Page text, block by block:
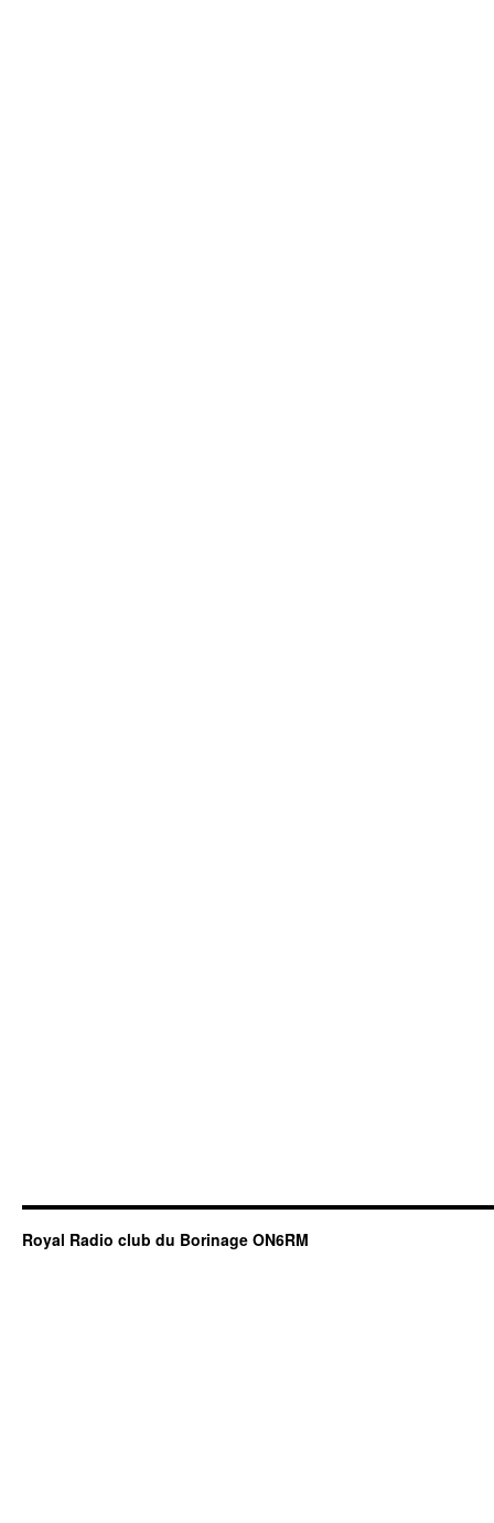
Royal Radio club du Borinage ON6RM